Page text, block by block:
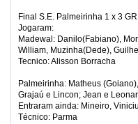
Final S.E. Palmeirinha 1 x 3
Jogaram:
Madewal: Danilo(Fabiano),
William, Muzinha(Dede),
Tecnico: Alisson Borracha
Palmeirinha: Matheus
Grajaú e Lincon; Jean e
Entraram ainda: Mineiro,
Técnico: Parma